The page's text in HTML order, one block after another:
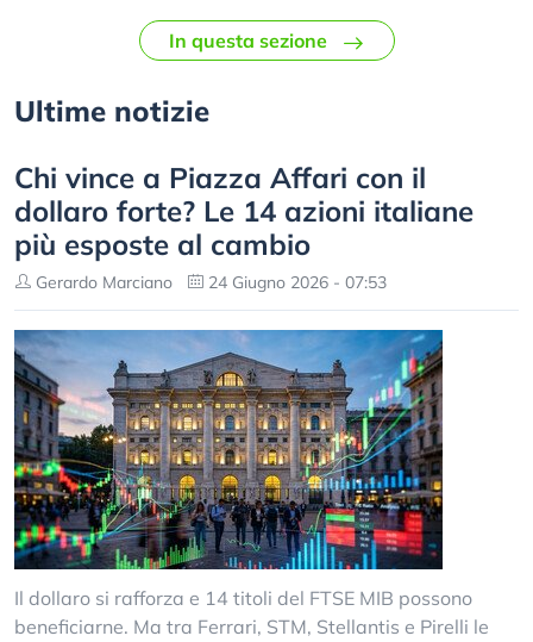
In questa sezione
Ultime notizie
Chi vince a Piazza Affari con il
dollaro forte? Le 14 azioni italiane
più esposte al cambio
Gerardo Marciano 24 Giugno 2026 - 07:53
Il dollaro si rafforza e 14 titoli del FTSE MIB possono
beneficiarne. Ma tra Ferrari, STM, Stellantis e Pirelli le